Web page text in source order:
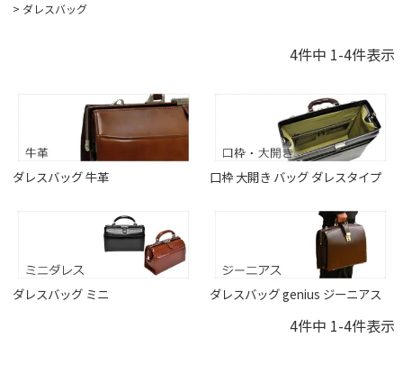
ダレスバッグ
4件中 1-4件表示
ダレスバッグ 牛革 口枠 大開き バッグ ダレスタイプ
ダレスバッグ ミニ ダレスバッグ genius ジーニアス
4件中 1-4件表示